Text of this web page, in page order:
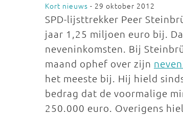
Kort nieuws - 29 oktober 2012
SPD-lijsttrekker Peer
jaar 1,25 miljoen euro bij.
neveninkomsten. Bij
maand ophef over zijn
het meeste bij. Hij hield
bedrag dat de voormalige
250.000 euro. Overigens